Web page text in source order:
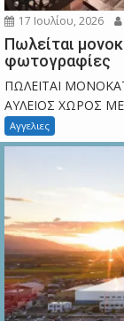
17 Ιουλίου, 2026
Πωλείται
φωτογραφίες
ΠΩΛΕΙΤΑΙ
ΑΥΛΕΙΟΣ ΧΩΡΟΣ
Αγγελιες